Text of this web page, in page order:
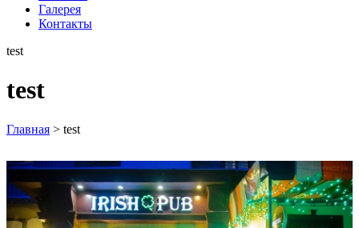
Галерея
Контакты
test
test
Главная > test